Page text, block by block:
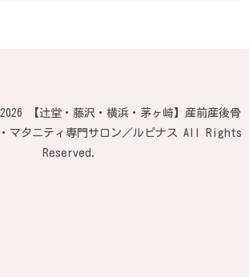
【辻堂・藤沢・横浜・茅ヶ崎】産前産後骨
マタニティ専門サロン／ルピナス All Rights
Reserved.